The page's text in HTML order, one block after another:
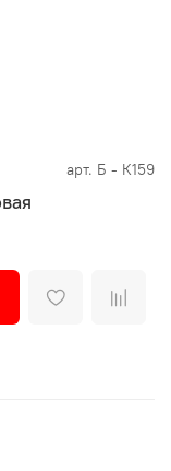
арт. Б - К159